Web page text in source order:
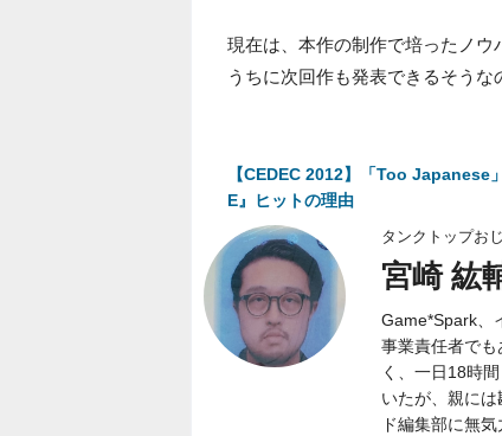
現在は、本作の制作で培ったノ
うちに次回作も発表できるそうな
【CEDEC 2012】「Too
E』ヒットの理由
タンクトップお
宮崎 紘
Game*Spark、
事業責任者で
く、一日18時
いたが、親に
ド編集部に無